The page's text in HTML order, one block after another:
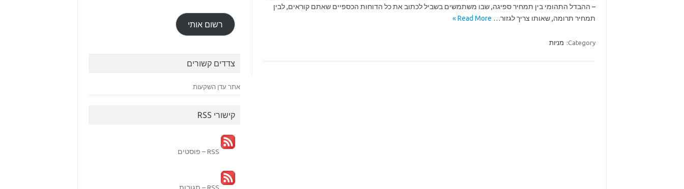
– ההבדל התהומי בין תמחיר ספיגה, שבו משתמשים בשביל לכתוב את כל הדוחות הכספיים שאתם קוראים, לבין
תמחיר תרומה, שאותו צריך לגזור… Read More »
Category: מניות
רשום אותי
צדדים קשורים
אתר עדן השקעות
קישורי RSS